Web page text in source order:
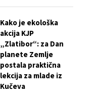
Kako je ekološka
akcija KJP
„Zlatibor“: za Dan
planete Zemlje
postala praktična
lekcija za mlade iz
Kučeva